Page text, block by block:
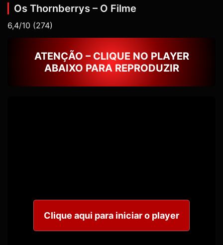
Os Thornberrys – O Filme
6,4/10 (274)
ATENÇÃO – CLIQUE NO PLAYER
ABAIXO PARA REPRODUZIR
Clique aqui para iniciar o player